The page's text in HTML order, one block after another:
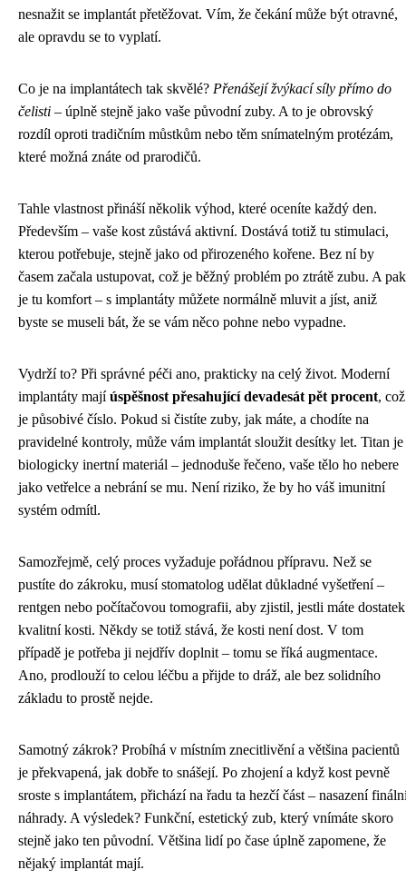
nesnažit se implantát přetěžovat. Vím, že čekání může být otravné,
ale opravdu se to vyplatí.
Co je na implantátech tak skvělé? Přenášejí žvýkací síly přímo do
čelisti – úplně stejně jako vaše původní zuby. A to je obrovský
rozdíl oproti tradičním můstkům nebo těm snímatelným protézám,
které možná znáte od prarodičů.
Tahle vlastnost přináší několik výhod, které oceníte každý den.
Především – vaše kost zůstává aktivní. Dostává totiž tu stimulaci,
kterou potřebuje, stejně jako od přirozeného kořene. Bez ní by
časem začala ustupovat, což je běžný problém po ztrátě zubu. A pak
je tu komfort – s implantáty můžete normálně mluvit a jíst, aniž
byste se museli bát, že se vám něco pohne nebo vypadne.
Vydrží to? Při správné péči ano, prakticky na celý život. Moderní
implantáty majíúspěšnost přesahující devadesát pět procent, což
je působivé číslo. Pokud si čistíte zuby, jak máte, a chodíte na
pravidelné kontroly, může vám implantát sloužit desítky let. Titan je
biologicky inertní materiál – jednoduše řečeno, vaše tělo ho nebere
jako vetřelce a nebrání se mu. Není riziko, že by ho váš imunitní
systém odmítl.
Samozřejmě, celý proces vyžaduje pořádnou přípravu. Než se
pustíte do zákroku, musí stomatolog udělat důkladné vyšetření –
rentgen nebo počítačovou tomografii, aby zjistil, jestli máte dostatek
kvalitní kosti. Někdy se totiž stává, že kosti není dost. V tom
případě je potřeba ji nejdřív doplnit – tomu se říká augmentace.
Ano, prodlouží to celou léčbu a přijde to dráž, ale bez solidního
základu to prostě nejde.
Samotný zákrok? Probíhá v místním znecitlivění a většina pacientů
je překvapená, jak dobře to snášejí. Po zhojení a když kost pevně
sroste s implantátem, přichází na řadu ta hezčí část – nasazení
náhrady. A výsledek? Funkční, estetický zub, který vnímáte skoro
stejně jako ten původní. Většina lidí po čase úplně zapomene, že
nějaký implantát mají.